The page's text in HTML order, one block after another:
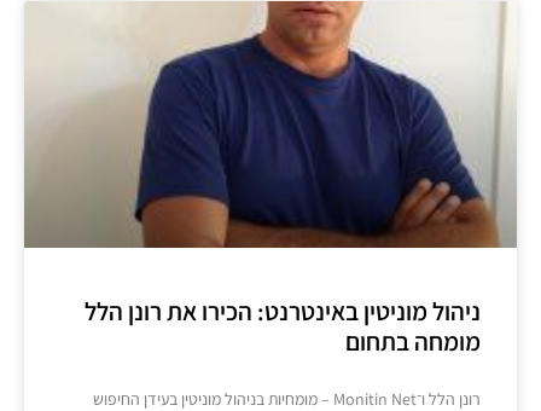
ניהול מוניטין באינטרנט: הכירו את רונן הלל
מומחה בתחום
רונן הלל ו־Monitin Net – מומחיות בניהול מוניטין בעידן החיפוש